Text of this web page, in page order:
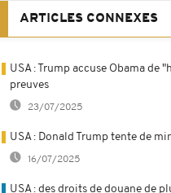
ARTICLES CONNEXES
USA : Trump accuse Obama de
preuves
23/07/2025
USA : Donald Trump tente de
16/07/2025
USA : des droits de douane de